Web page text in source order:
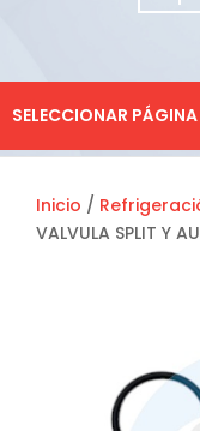
SELECCIONAR PÁGINA
Inicio /
VALVULA SPLIT Y